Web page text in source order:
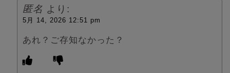
匿名 より:
5月 14, 2026 12:51 pm
あれ？ご存知なかった？